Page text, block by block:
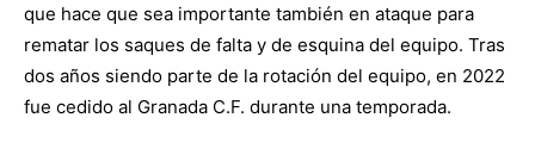
que hace que sea importante también en ataque para
rematar los saques de falta y de esquina del equipo. Tras
dos años siendo parte de la rotación del equipo, en 2022
fue cedido al Granada C.F. durante una temporada.